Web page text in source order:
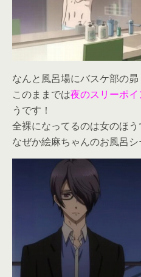
なんと風呂場にバスケ部の昴
このままでは夜のスリーポイ
うです！
全裸になってるのは女のほう
なぜか絵麻ちゃんのお風呂シ